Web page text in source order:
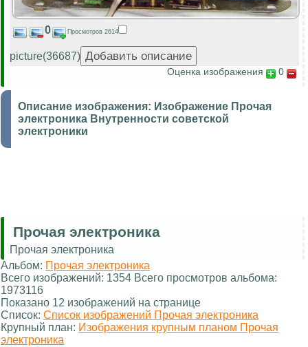
0 Просмотров 2614
picture(36687)
Оценка изображения 0
Описание изображения: Изображение Прочая
электроника Внутренности советской
электроники
Прочая электроника
Прочая электроника
Альбом: Прочая электроника
Всего изображений: 1354 Всего просмотров альбома:
1973116
Показано 12 изображений на странице
Список: Список изображений Прочая электроника
Крупный план: Изображения крупным планом Прочая
электроника